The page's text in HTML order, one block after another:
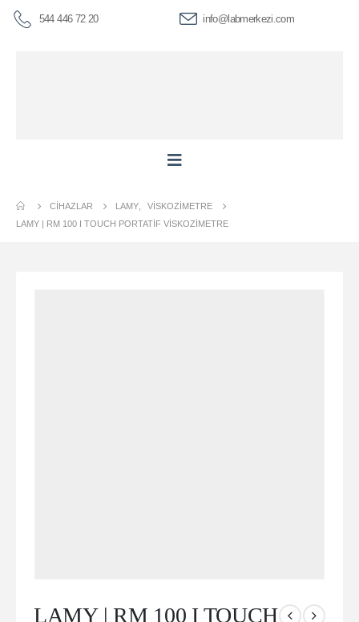
544 446 72 20 info@labmerkezi.com
CIHAZLAR LAMY
VISKOZIMETRE
LAMY | RM 100 I TOUCH PORTATIF VISKOZIMETRE
LAMY | RM 100 I TOUCH